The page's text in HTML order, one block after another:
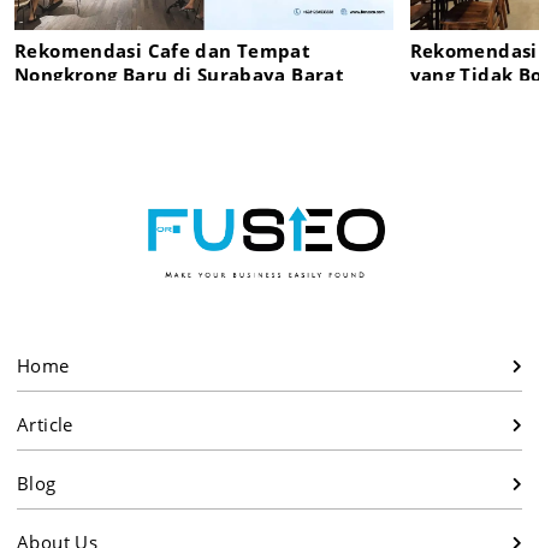
Rekomendasi Cafe dan Tempat
Nongkrong Baru di Surabaya Barat
yang Tidak
Home
Article
Blog
About Us